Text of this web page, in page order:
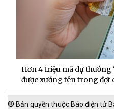
Hơn 4 triệu mã dự thưởng
được xướng tên trong đợt
® Bản quyền thuộc Báo điện tử